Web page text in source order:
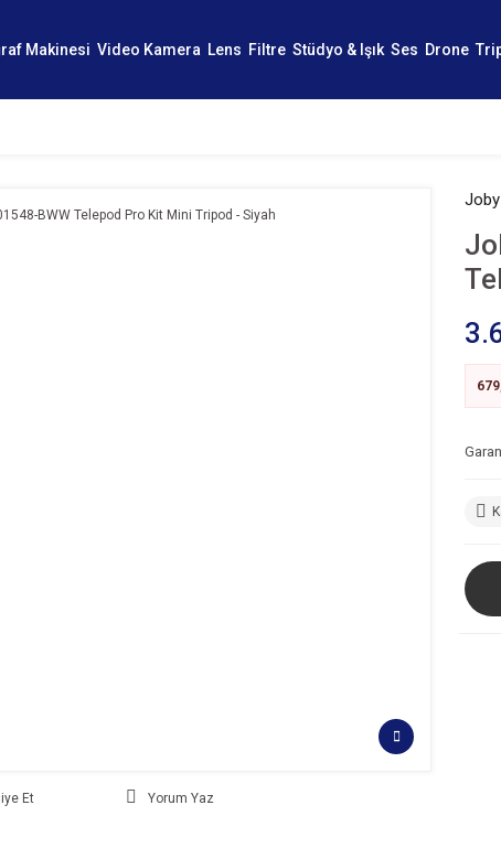
Makinesi Video Kamera Lens Filtre Stüdyo & Işık Ses Drone
Et Yorum Yaz
Joby